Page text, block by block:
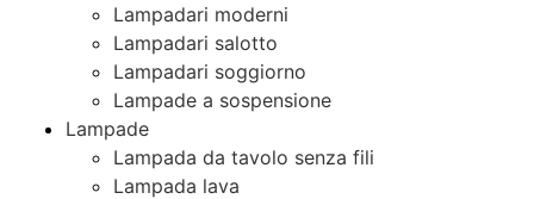
Lampadari moderni
Lampadari salotto
Lampadari soggiorno
Lampade a sospensione
Lampade
Lampada da tavolo senza fili
Lampada lava